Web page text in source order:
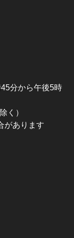
分から午後5時
く）
があります